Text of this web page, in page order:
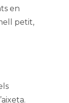
en
petit,